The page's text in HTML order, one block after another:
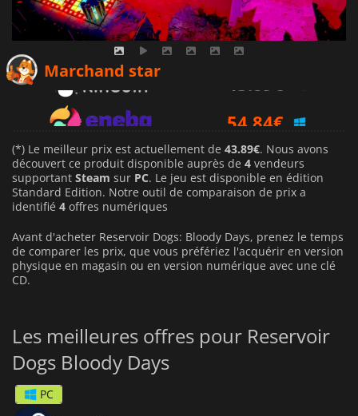
Marchand star
48.67€
(*) Le meilleur prix est actuellement de 43.89€. Nous avons
découvert ce produit disponible auprès de 4 vendeurs
supportant Steam sur PC. Le jeu est disponible en édition
Standard Edition. Notre outil de comparaison de prix a
identifié 4 offres numériques
Avant d'acheter Reservoir Dogs: Bloody Days, prenez le temps
de comparer les prix, que vous préfériez l'acquérir en version
physique en magasin ou en version numérique avec une clé
CD.
Les meilleures offres pour Reservoir
Dogs Bloody Days
PC